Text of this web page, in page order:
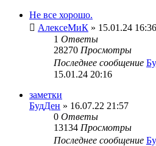
Не все хорошо.
АлексеМиК » 15.01.24 16:36
1 Ответы
28270 Просмотры
Последнее сообщение
15.01.24 20:16
заметки
БудДен » 16.07.22 21:57
0 Ответы
13134 Просмотры
Последнее сообщение